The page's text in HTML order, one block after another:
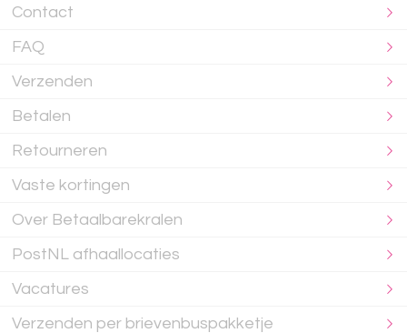
Contact
FAQ
Verzenden
Betalen
Retourneren
Vaste kortingen
Over Betaalbarekralen
PostNL afhaallocaties
Vacatures
Verzenden per brievenbuspakketje